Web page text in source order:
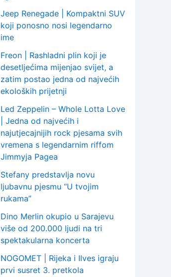
Jeep Renegade | Kompaktni SUV
koji ponosno nosi legendarno
ime
Freon | Rashladni plin koji je
desetljećima mijenjao svijet, a
zatim postao jedna od najvećih
ekoloških prijetnji
Led Zeppelin – Whole Lotta Love
| Jedna od najvećih i
najutjecajnijih rock pjesama svih
vremena s legendarnim riffom
Jimmyja Pagea
Stefany predstavlja novu
ljubavnu pjesmu “U tvojim
rukama”
Dino Merlin okupio u Sarajevu
više od 200.000 ljudi na tri
spektakularna koncerta
NOGOMET | Rijeka i Ilves igraju
prvi susret 3. pretkola